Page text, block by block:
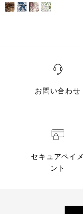
お問い合わせ
セキュアペイメ
ント